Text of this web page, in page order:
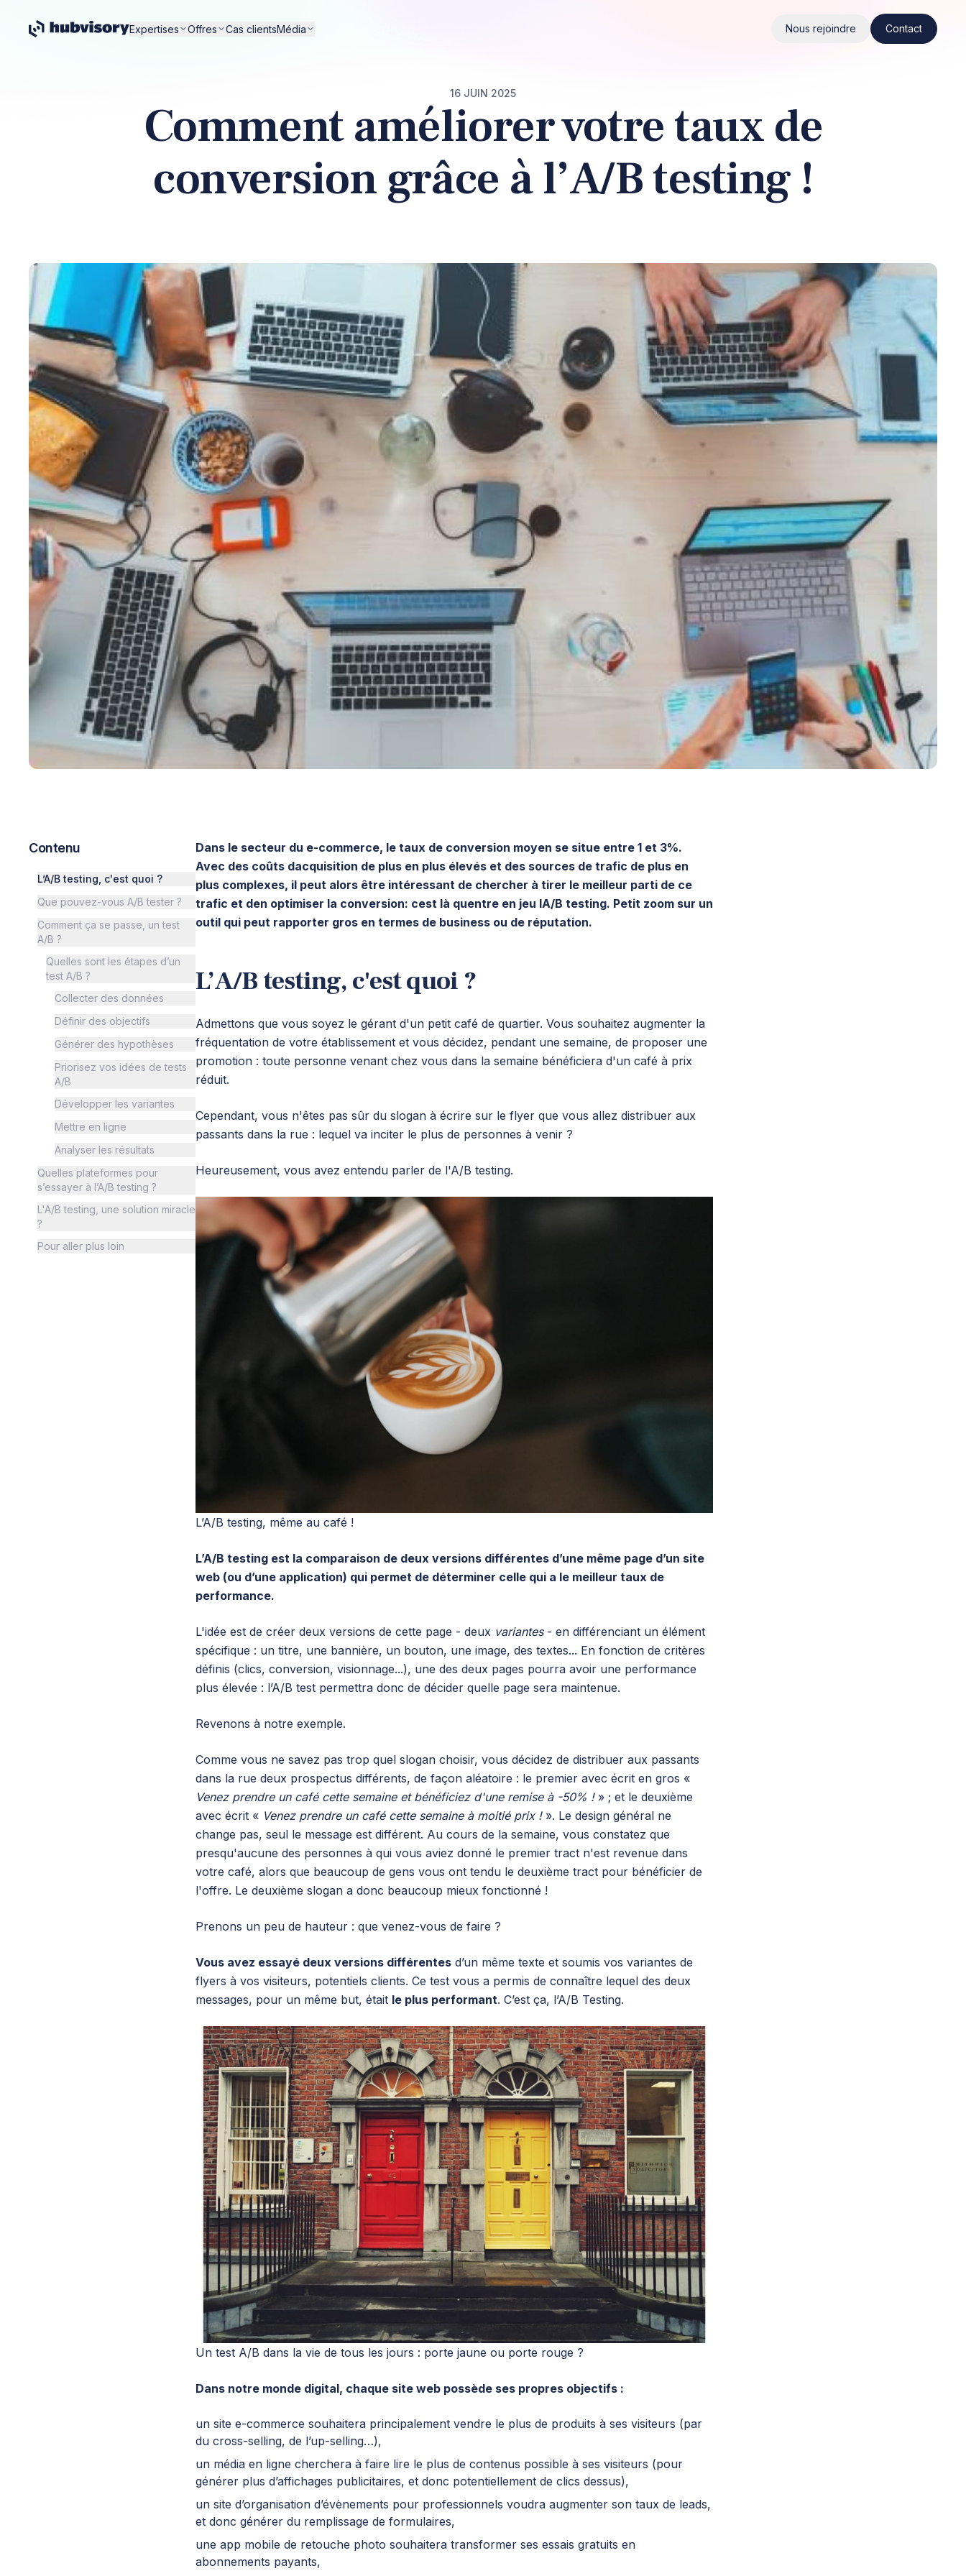
Expertises Offres Cas clientsMédia Nous rejoindre Contact
16 JUIN 2025
Comment améliorer votre taux de
conversion grâce à l’A/B testing !
Contenu
L’A/B testing, c'est quoi ?
Que pouvez-vous A/B tester ?
Comment ça se passe, un test
A/B ?
Quelles sont les étapes d’un
test A/B ?
Collecter des données
Définir des objectifs
Générer des hypothèses
Priorisez vos idées de tests
A/B
Développer les variantes
Mettre en ligne
Analyser les résultats
Quelles plateformes pour
s’essayer à l’A/B testing ?
L'A/B testing, une solution miracle
?
Pour aller plus loin
Dans le secteur du e-commerce, le taux de conversion moyen se situe entre 1 et 3%.
Avec des coûts dacquisition de plus en plus élevés et des sources de trafic de plus en
plus complexes, il peut alors être intéressant de chercher à tirer le meilleur parti de ce
trafic et den optimiser la conversion: cest là quentre en jeu lA/B testing. Petit zoom sur un
outil qui peut rapporter gros en termes de business ou de réputation.
L’A/B testing, c'est quoi ?
Admettons que vous soyez le gérant d'un petit café de quartier. Vous souhaitez augmenter la
fréquentation de votre établissement et vous décidez, pendant une semaine, de proposer une
promotion : toute personne venant chez vous dans la semaine bénéficiera d'un café à prix
réduit.
Cependant, vous n'êtes pas sûr du slogan à écrire sur le flyer que vous allez distribuer aux
passants dans la rue : lequel va inciter le plus de personnes à venir ?
Heureusement, vous avez entendu parler de l'A/B testing.
L’A/B testing, même au café !
L’A/B testing est la comparaison de deux versions différentes d’une même page d’un site
web (ou d’une application) qui permet de déterminer celle qui a le meilleur taux de
performance.
L'idée est de créer deux versions de cette page - deux variantes- en différenciant un élément
spécifique : un titre, une bannière, un bouton, une image, des textes... En fonction de critères
définis (clics, conversion, visionnage...), une des deux pages pourra avoir une performance
plus élevée : l’A/B test permettra donc de décider quelle page sera maintenue.
Revenons à notre exemple.
Comme vous ne savez pas trop quel slogan choisir, vous décidez de distribuer aux passants
dans la rue deux prospectus différents, de façon aléatoire : le premier avec écrit en gros «
Venez prendre un café cette semaine et bénéficiez d'une remise à -50% !» ; et le deuxième
avec écrit « Venez prendre un café cette semaine à moitié prix !». Le design général ne
change pas, seul le message est différent. Au cours de la semaine, vous constatez que
presqu'aucune des personnes à qui vous aviez donné le premier tract n'est revenue dans
votre café, alors que beaucoup de gens vous ont tendu le deuxième tract pour bénéficier de
l'offre. Le deuxième slogan a donc beaucoup mieux fonctionné !
Prenons un peu de hauteur : que venez-vous de faire ?
Vous avez essayé deux versions différentes d’un même texte et soumis vos variantes de
flyers à vos visiteurs, potentiels clients. Ce test vous a permis de connaître lequel des deux
messages, pour un même but, était le plus performant. C’est ça, l’A/B Testing.
Un test A/B dans la vie de tous les jours : porte jaune ou porte rouge ?
Dans notre monde digital, chaque site web possède ses propres objectifs :
un site e-commerce souhaitera principalement vendre le plus de produits à ses visiteurs (par
du cross-selling, de l’up-selling…),
un média en ligne cherchera à faire lire le plus de contenus possible à ses visiteurs (pour
générer plus d’affichages publicitaires, et donc potentiellement de clics dessus),
un site d’organisation d’évènements pour professionnels voudra augmenter son taux de leads,
et donc générer du remplissage de formulaires,
une app mobile de retouche photo souhaitera transformer ses essais gratuits en
abonnements payants,